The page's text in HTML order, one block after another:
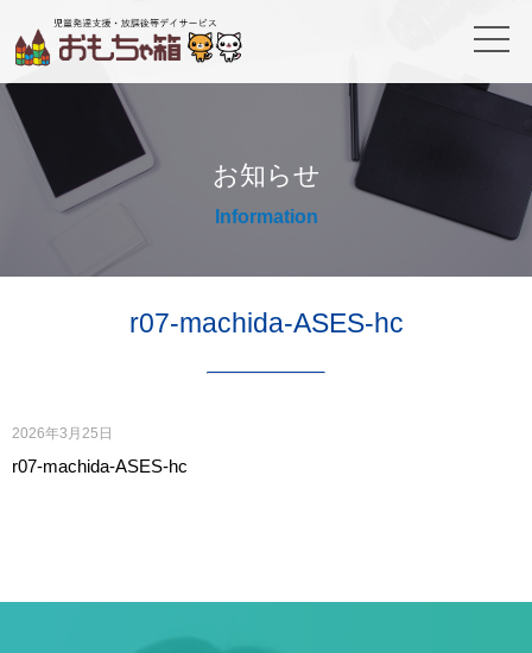
お知らせ
Information
r07-machida-ASES-hc
2026年3月25日
r07-machida-ASES-hc